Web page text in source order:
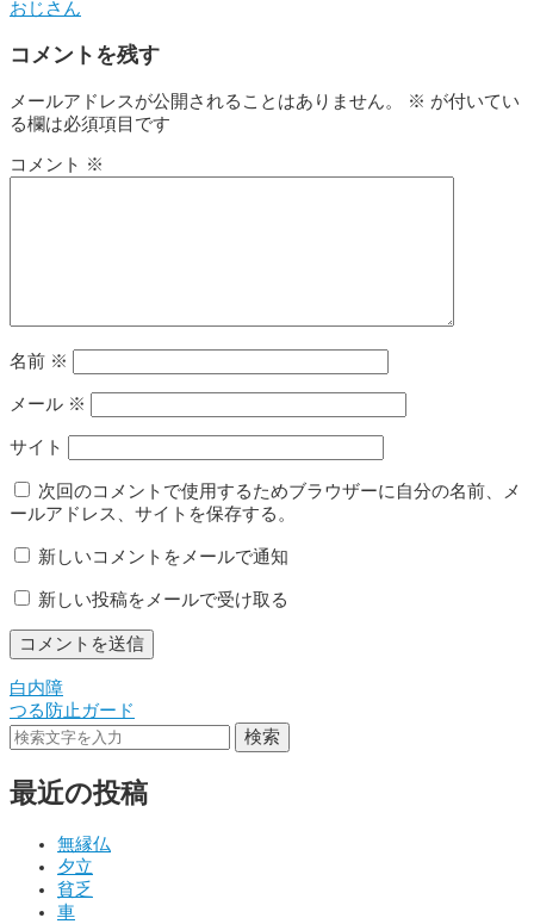
おじさん
コメントを残す
メールアドレスが公開されることはありません。 ※ が付いてい
る欄は必須項目です
コメント ※
名前 ※
メール ※
サイト
次回のコメントで使用するためブラウザーに自分の名前、メ
ールアドレス、サイトを保存する。
新しいコメントをメールで通知
新しい投稿をメールで受け取る
投
稿
ビ
白内障
つる防止ガード
検索
最近の投稿
無縁仏
夕立
貧乏
車